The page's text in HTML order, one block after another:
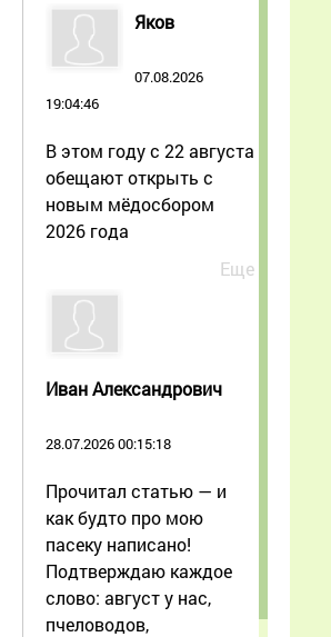
Яков
07.08.2026
19:04:46
В этом году с 22 августа
обещают открыть с
новым мёдосбором
2026 года
Еще
Иван Александрович
28.07.2026 00:15:18
Прочитал статью — и
как будто про мою
пасеку написано!
Подтверждаю каждое
слово: август у нас,
пчеловодов,